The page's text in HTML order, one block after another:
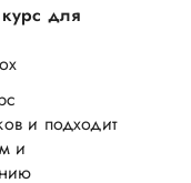
для
и подходит
и